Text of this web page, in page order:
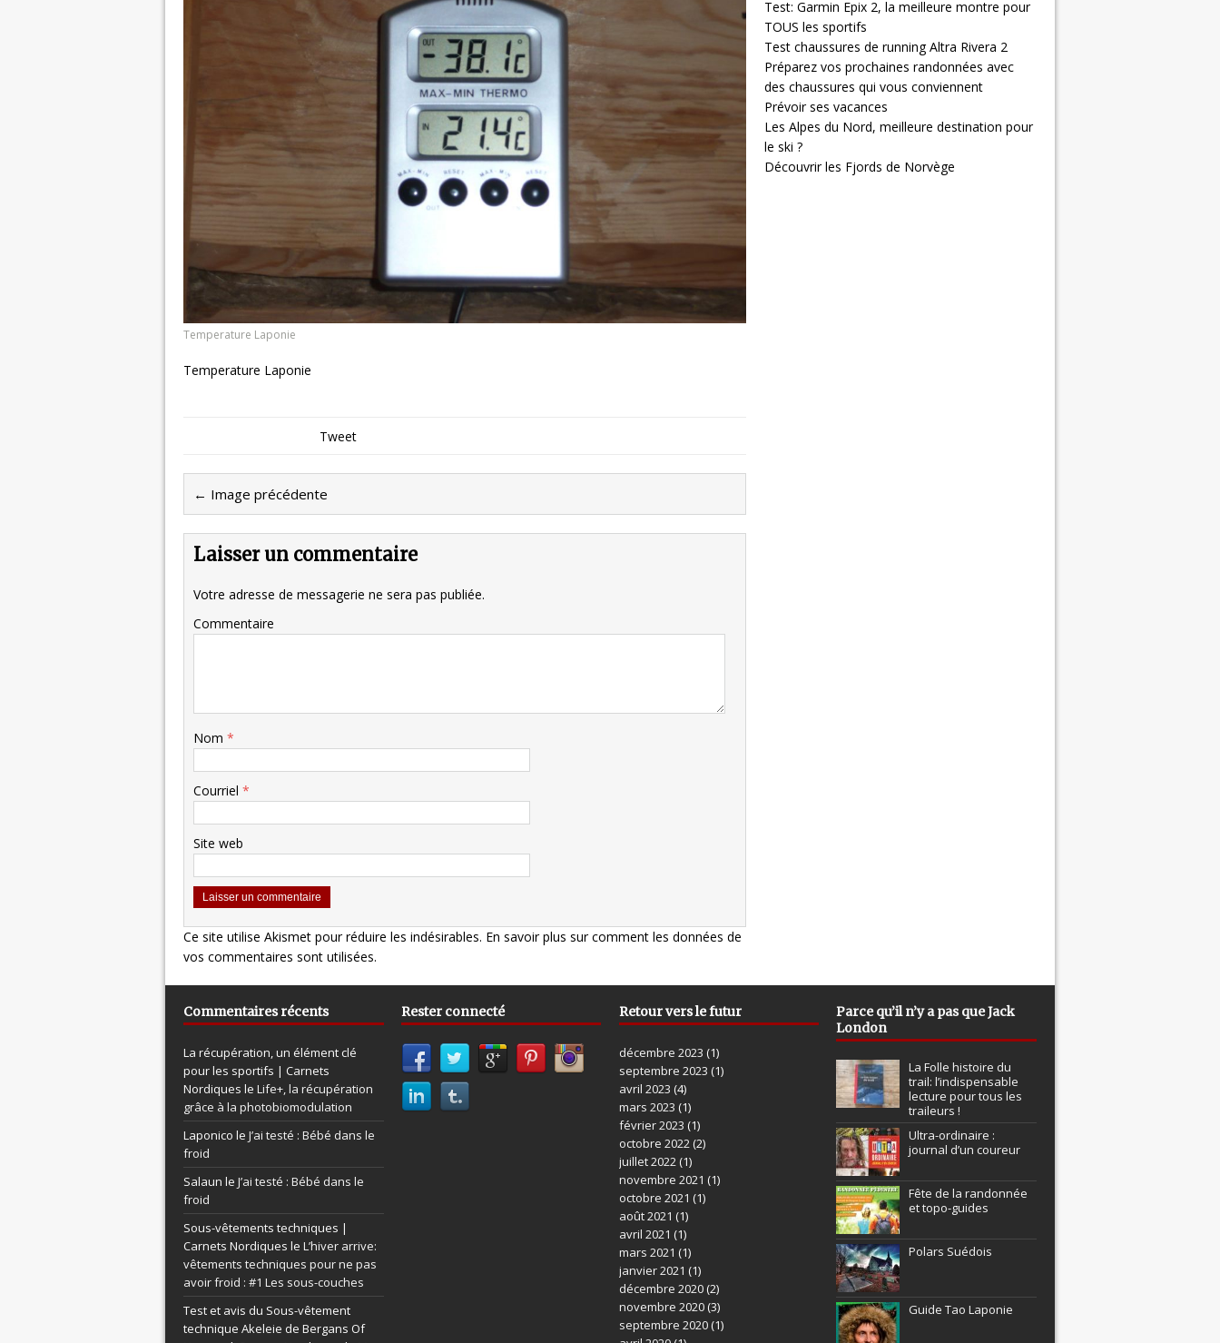
Temperature Laponie
Temperature Laponie
Tweet
← Image précédente
Laisser un commentaire
Votre adresse de messagerie ne sera pas publiée.
Commentaire
Nom *
Courriel *
Site web
Ce site utilise Akismet pour réduire les indésirables. En savoir plus sur comment les données de
vos commentaires sont utilisées.
Test: Garmin Epix 2, la meilleure montre pour
TOUS les sportifs
Test chaussures de running Altra Rivera 2
Préparez vos prochaines randonnées avec
des chaussures qui vous conviennent
Prévoir ses vacances
Les Alpes du Nord, meilleure destination pour
le ski ?
Découvrir les Fjords de Norvège
Commentaires récents
La récupération, un élément clé
pour les sportifs | Carnets
Nordiques le Life+, la récupération
grâce à la photobiomodulation
Laponico le J’ai testé : Bébé dans le
froid
Salaun le J’ai testé : Bébé dans le
froid
Sous-vêtements techniques |
Carnets Nordiques le L’hiver arrive:
vêtements techniques pour ne pas
avoir froid : #1 Les sous-couches
Test et avis du Sous-vêtement
technique Akeleie de Bergans Of
Rester connecté Retour vers le futur
décembre 2023 (1)
septembre 2023 (1)
avril 2023 (4)
mars 2023 (1)
février 2023 (1)
octobre 2022(2)
juillet 2022(1)
novembre 2021 (1)
octobre 2021 (1)
août 2021 (1)
avril 2021 (1)
mars 2021 (1)
janvier 2021 (1)
décembre 2020(2)
novembre 2020(3)
septembre 2020(1)
Parce qu’il n’y a pas que Jack
London
La Folle histoire du
trail: l’indispensable
lecture pour tous les
traileurs !
Ultra-ordinaire :
journal d’un coureur
Fête de la randonnée
et topo-guides
Polars Suédois
Guide Tao Laponie